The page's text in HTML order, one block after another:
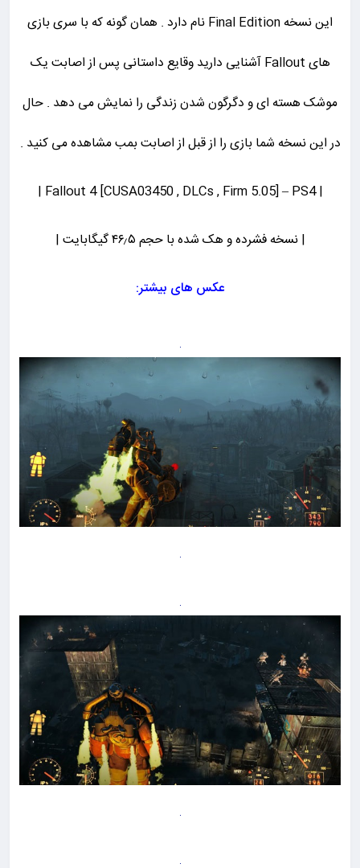
این نسخه Final Edition نام دارد . همان گونه که با سری بازی
های Fallout آشنایی دارید وقایع داستانی پس از اصابت یک
موشک هسته ای و دگرگون شدن زندگی را نمایش می دهد . حال
در این نسخه شما بازی را از قبل از اصابت بمب مشاهده می کنید .
| Fallout 4 [CUSA03450 , DLCs , Firm 5.05] – PS4 |
| نسخه فشرده و هک شده با حجم ۴۶٫۵ گیگابایت |
عکس های بیشتر: